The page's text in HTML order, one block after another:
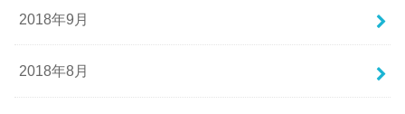
2018年9月
2018年8月